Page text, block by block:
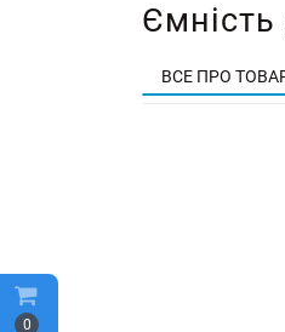
0
ВСЕ ПРО